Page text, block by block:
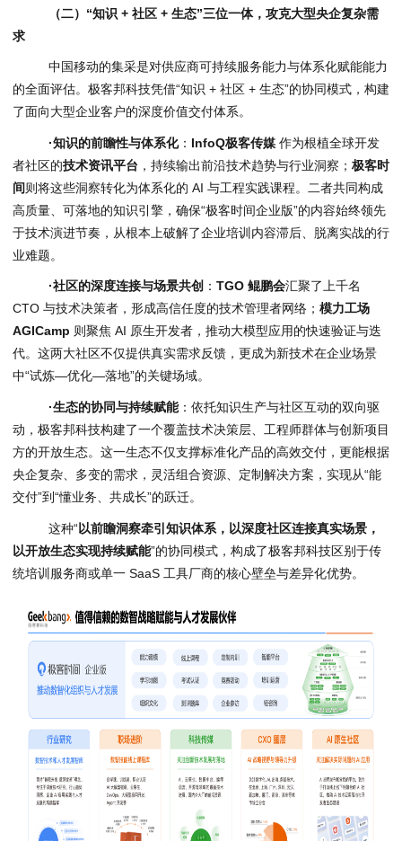
（二）“知识 + 社区 + 生态”三位一体，攻克大型央企复杂需
求
中国移动的集采是对供应商可持续服务能力与体系化赋能能力
的全面评估。极客邦科技凭借“知识 + 社区 + 生态”的协同模式，构建
了面向大型企业客户的深度价值交付体系。
·知识的前瞻性与体系化： InfoQ极客传媒 作为根植全球开发
者社区的技术资讯平台 ，持续输出前沿技术趋势与行业洞察； 极客时
间则将这些洞察转化为体系化的 AI 与工程实践课程。二者共同构成
高质量、可落地的知识引擎，确保“极客时间企业版”的内容始终领先
于技术演进节奏，从根本上破解了企业培训内容滞后、脱离实战的行
业难题。
·社区的深度连接与场景共创 ： TGO 鲲鹏会汇聚了上千名
CTO 与技术决策者，形成高信任度的技术管理者网络； 模力工场
AGICamp 则聚焦 AI 原生开发者，推动大模型应用的快速验证与迭
代。这两大社区不仅提供真实需求反馈，更成为新技术在企业场景
中“试炼—优化—落地”的关键场域。
·生态的协同与持续赋能：依托知识生产与社区互动的双向驱
动，极客邦科技构建了一个覆盖技术决策层、工程师群体与创新项目
方的开放生态。这一生态不仅支撑标准化产品的高效交付，更能根据
央企复杂、多变的需求，灵活组合资源、定制解决方案，实现从“能
交付”到“懂业务、共成长”的跃迁。
这种“以前瞻洞察牵引知识体系，以深度社区连接真实场景，
以开放生态实现持续赋能”的协同模式，构成了极客邦科技区别于传
统培训服务商或单一 SaaS 工具厂商的核心壁垒与差异化优势。